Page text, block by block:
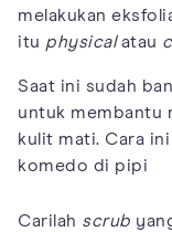
melakukan
itu physicalatau
Saat ini sudah
untuk membantu
kulit mati. Cara
komedo di pipi
Carilah scrub